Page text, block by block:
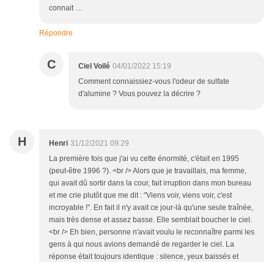
connait …
Répondre
C Ciel Voilé 04/01/2022 15:19
Comment connaissiez-vous l'odeur de sulfate
d'alumine ? Vous pouvez la décrire ?
H Henri 31/12/2021 09:29
La première fois que j'ai vu cette énormité, c'était en 1995
(peut-être 1996 ?). <br /> Alors que je travaillais, ma femme,
qui avait dû sortir dans la cour, fait irruption dans mon bureau
et me crie plutôt que me dit : "Viens voir, viens voir, c'est
incroyable !". En fait il n'y avait ce jour-là qu'une seule traînée,
mais très dense et assez basse. Elle semblait boucher le ciel.
<br /> Eh bien, personne n'avait voulu le reconnaître parmi les
gens à qui nous avions demandé de regarder le ciel. La
réponse était toujours identique : silence, yeux baissés et